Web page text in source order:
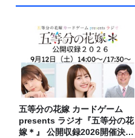
五等分の花嫁 カードゲーム
presents ラジオ『五等分の花
嫁＊』 公開収録2026開催決